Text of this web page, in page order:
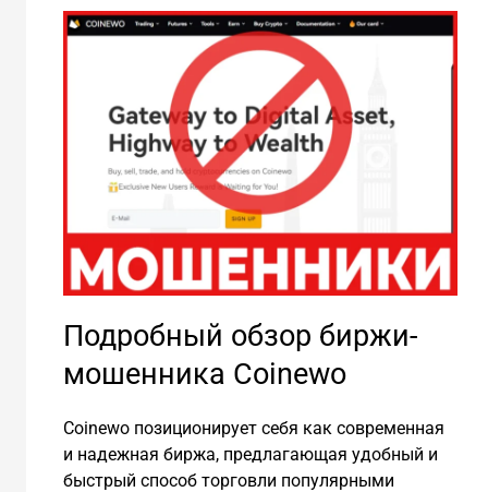
Подробный обзор биржи-
мошенника Coinewo
Coinewo позиционирует себя как современная
и надежная биржа, предлагающая удобный и
быстрый способ торговли популярными